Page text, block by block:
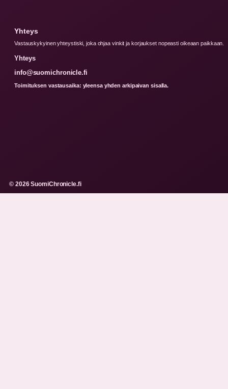
Yhteys
Vastauskykyinen yhteystiski, joka ohjaa vinkit ja korjaukset nopeasti oikeaan paikkaan.
Yhteys
info@suomichronicle.fi
Toimituksen vastausaika: yleensa yhden arkipaivan sisalla.
© 2026 SuomiChronicle.fi